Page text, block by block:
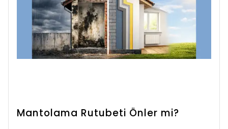
Mantolama Rutubeti Önler mi?